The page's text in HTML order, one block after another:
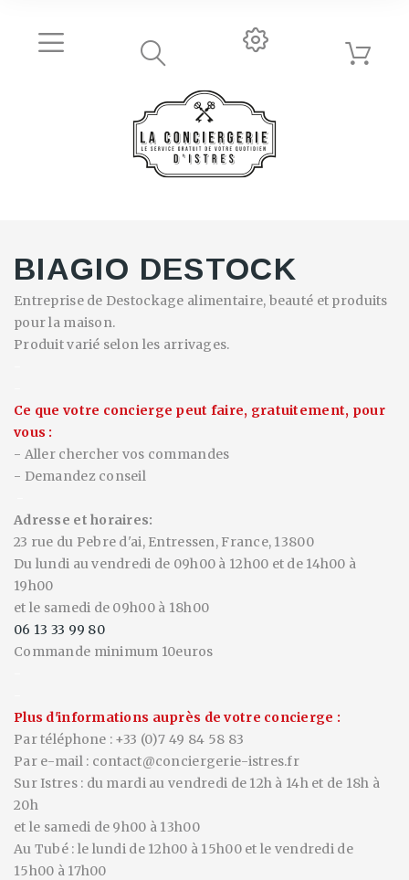
BIAGIO DESTOCK
Entreprise de Destockage alimentaire, beauté et produits
pour la maison.
Produit varié selon les arrivages.
Ce que votre concierge peut faire, gratuitement, pour
vous :
- Aller chercher vos commandes
- Demandez conseil
Adresse et horaires:
23 rue du Pebre d'ai, Entressen, France, 13800
Du lundi au vendredi de 09h00 à 12h00 et de 14h00 à
19h00
et le samedi de 09h00 à 18h00
06 13 33 99 80
Commande minimum 10euros
Plus d'informations auprès de votre concierge :
Par téléphone : +33 (0)7 49 84 58 83
Par e-mail : contact@conciergerie-istres.fr
Sur Istres : du mardi au vendredi de 12h à 14h et de 18h à
20h
et le samedi de 9h00 à 13h00
Au Tubé : le lundi de 12h00 à 15h00 et le vendredi de
15h00 à 17h00